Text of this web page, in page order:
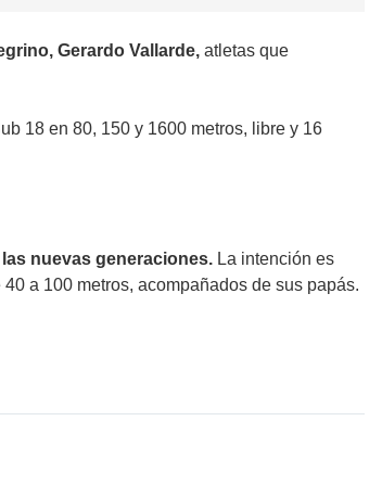
Gerardo Vallarde, atletas que
18 en 80, 150 y 1600 metros, libre y 16
nuevas generaciones. La intención es
a 100 metros, acompañados de sus papás.